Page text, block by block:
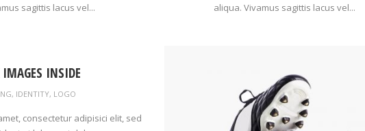
sagittis lacus vel...
aliqua. Vivamus sagittis lacus vel...
IMAGES INSIDE
, IDENTITY, LOGO
consectetur adipisici elit, sed